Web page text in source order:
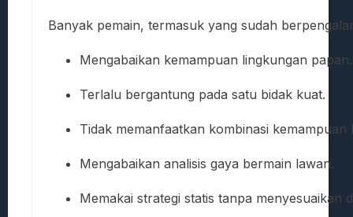
Banyak pemain, termasuk yang sudah
Mengabaikan kemampuan lingkungan papan.
Terlalu bergantung pada satu bidak kuat.
Tidak memanfaatkan kombinasi kemampuan
Mengabaikan analisis gaya bermain lawan.
Memakai strategi statis tanpa menyesuaikan